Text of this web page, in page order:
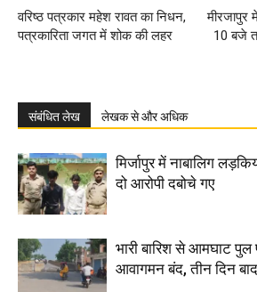
वरिष्ठ पत्रकार महेश रावत का निधन,
पत्रकारिता जगत में शोक की लहर
10 बजे
संबंधित लेख लेखक से और अधिक
मिर्जापुर में नाबालिग
दो आरोपी दबोचे गए
भारी बारिश से आमघाट पुल
आवागमन बंद, तीन दिन